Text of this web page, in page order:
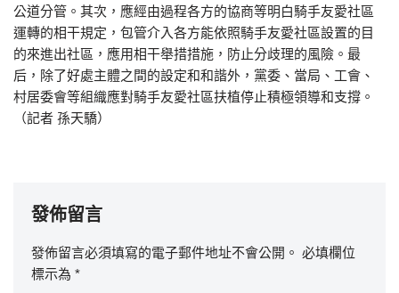
公道分管。其次，應經由過程各方的協商等明白騎手友愛社區
運轉的相干規定，包管介入各方能依照騎手友愛社區設置的目
的來進出社區，應用相干舉措措施，防止分歧理的風險。最
后，除了好處主體之間的設定和和諧外，黨委、當局、工會、
村居委會等組織應對騎手友愛社區扶植停止積極領導和支撐。
（記者 孫天驕）
發佈留言
發佈留言必須填寫的電子郵件地址不會公開。 必填欄位
標示為 *